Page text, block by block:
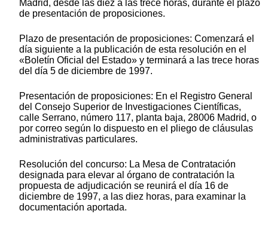
Madrid, desde las diez a las trece horas, durante el plazo
de presentación de proposiciones.
Plazo de presentación de proposiciones: Comenzará el
día siguiente a la publicación de esta resolución en el
«Boletín Oficial del Estado» y terminará a las trece horas
del día 5 de diciembre de 1997.
Presentación de proposiciones: En el Registro General
del Consejo Superior de Investigaciones Científicas,
calle Serrano, número 117, planta baja, 28006 Madrid, o
por correo según lo dispuesto en el pliego de cláusulas
administrativas particulares.
Resolución del concurso: La Mesa de Contratación
designada para elevar al órgano de contratación la
propuesta de adjudicación se reunirá el día 16 de
diciembre de 1997, a las diez horas, para examinar la
documentación aportada.